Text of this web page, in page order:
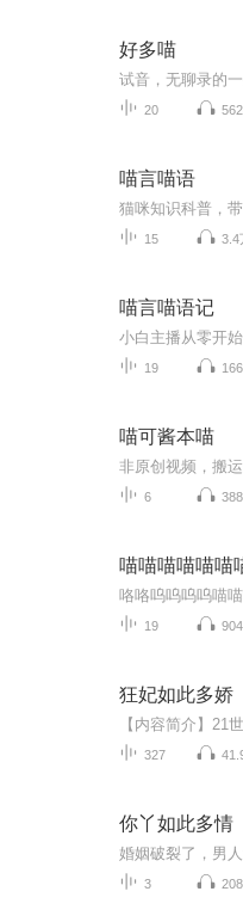
好多喵
试音，无聊录的
20
喵言喵语
猫咪知识科普，
15 3.4
喵言喵语记
19
喵可酱本喵
非原创视频，搬
6
喵喵喵喵喵喵
19 904
狂妃如此多娇
327
你丫如此多情
3